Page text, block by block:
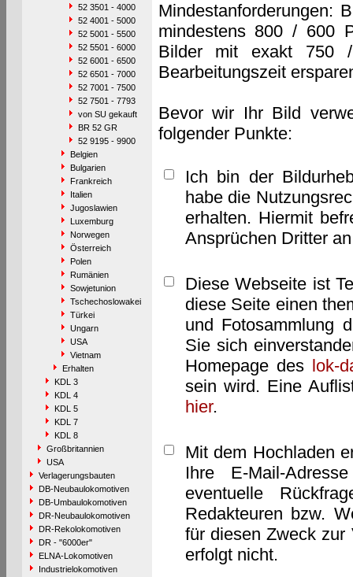
52 3501 - 4000
52 4001 - 5000
52 5001 - 5500
52 5501 - 6000
52 6001 - 6500
52 6501 - 7000
52 7001 - 7500
52 7501 - 7793
von SU gekauft
BR 52 GR
52 9195 - 9900
Belgien
Bulgarien
Frankreich
Italien
Jugoslawien
Luxemburg
Norwegen
Österreich
Polen
Rumänien
Sowjetunion
Tschechoslowakei
Türkei
Ungarn
USA
Vietnam
Erhalten
KDL 3
KDL 4
KDL 5
KDL 7
KDL 8
Großbritannien
USA
Verlagerungsbauten
DB-Neubaulokomotiven
DB-Umbaulokomotiven
DR-Neubaulokomotiven
DR-Rekolokomotiven
DR - "6000er"
ELNA-Lokomotiven
Industrielokomotiven
Mindestanforderungen:
mindestens 800 / 600
Bilder mit exakt 750
Bearbeitungszeit
Bevor wir Ihr Bild
folgender Punkte:
Ich bin der
habe die
erhalten. Hiermit
Ansprüchen Dritter
Diese Webseite ist
diese Seite einen
und Fotosammlung
Sie sich
Homepage des lok-
sein wird. Eine
hier.
Mit dem Hochladen
Ihre E-Mail-
eventuelle
Redakteuren bzw.
für diesen Zweck zur
erfolgt nicht.